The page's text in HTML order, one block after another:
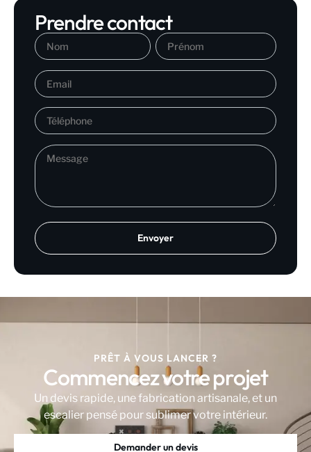
Prendre contact
PRÊT À VOUS LANCER ?
Commencez votre projet
Un devis rapide, une fabrication artisanale, et un
escalier pensé pour sublimer votre intérieur.
Demander un devis